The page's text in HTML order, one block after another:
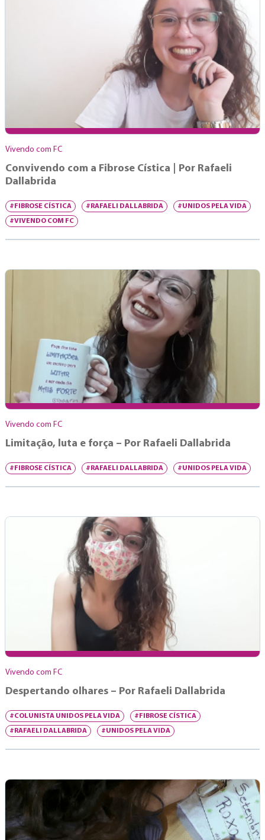
Vivendo com FC
Convivendo com a Fibrose Cística | Por Rafaeli
Dallabrida
#FIBROSE CÍSTICA #RAFAELI DALLABRIDA #UNIDOS PELA VIDA
#VIVENDO COM FC
Vivendo com FC
Limitação, luta e força – Por Rafaeli Dallabrida
#FIBROSE CÍSTICA #RAFAELI DALLABRIDA #UNIDOS PELA VIDA
Vivendo com FC
Despertando olhares – Por Rafaeli Dallabrida
#COLUNISTA UNIDOS PELA VIDA #FIBROSE CÍSTICA
#RAFAELI DALLABRIDA #UNIDOS PELA VIDA